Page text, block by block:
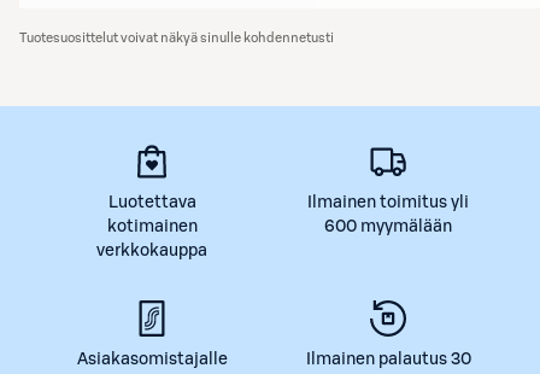
Tuotesuosittelut voivat näkyä sinulle kohdennetusti
Luotettava
kotimainen
verkkokauppa
Ilmainen toimitus yli
600 myymälään
Asiakasomistajalle
Ilmainen palautus 30